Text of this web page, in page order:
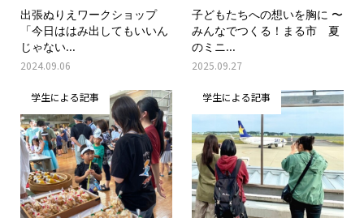
出張ぬりえワークショップ
「今日ははみ出してもいいん
じゃない...
2024.09.06
子どもたちへの想いを胸に 〜
みんなでつくる！まる市 夏
のミニ...
2025.09.27
学生による記事 学生による記事